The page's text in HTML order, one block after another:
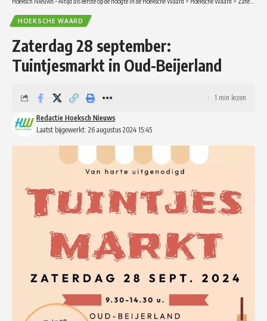
HOEKSCHE WAARD
Zaterdag 28 september:
Tuintjesmarkt in Oud-Beijerland
Laatst bijgewerkt: 26 augustus 2024 15:45
Redactie Hoeksch Nieuws
1 min lezen